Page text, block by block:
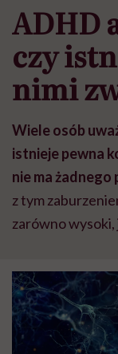
może chyba tylko
głupota i brak
wyobraźni"
ADHD
czy
nimi
Wiele osób
istnieje pewna
nie ma
z tym
zarówno